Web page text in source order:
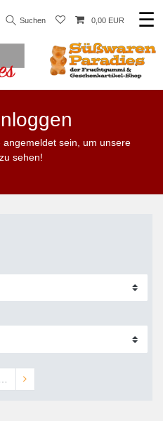
Suchen 0,00 EUR ☰
sein, um unsere
sehen!